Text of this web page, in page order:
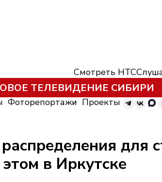
Смотреть НТС
ТЕЛЕВИДЕНИЕ СИБИРИ
Фоторепортажи Проекты
для
в Иркутске